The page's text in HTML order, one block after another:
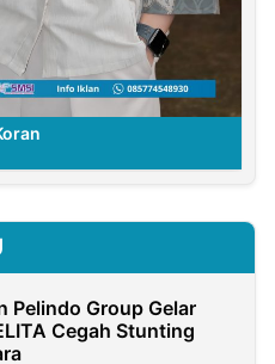
Pelindo Group Gelar
Cegah Stunting